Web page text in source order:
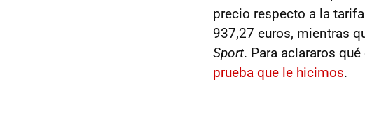
precio respecto a la
937,27 euros, mientras
Sport. Para aclararos
prueba que le hicimos.